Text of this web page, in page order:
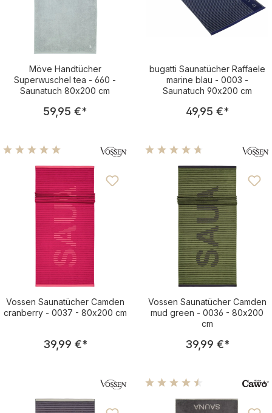
Möve Handtücher
Superwuschel tea - 660 -
Saunatuch 80x200 cm
Regulärer Preis:
59,95 €*
bugatti Saunatücher Raffaele
marine blau - 0003 -
Saunatuch 90x200 cm
Regulärer
49,95 €*
Durchschnittliche Bewertung von 5 von 5 Sternen
Vossen Saunatücher Camden
cranberry - 0037 - 80x200 cm
Regulärer Preis:
39,99 €*
Durchschnittliche
Vossen Saunatücher Camden
mud green - 0036 - 80x200
cm
Regulärer
39,99 €*
Durchschnittliche